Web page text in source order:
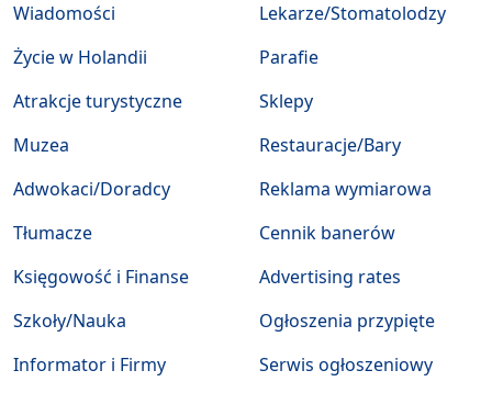
Wiadomości
Życie w Holandii
Atrakcje turystyczne
Muzea
Lekarze/Stomatolodzy
Parafie
Sklepy
Restauracje/Bary
Adwokaci/Doradcy
Tłumacze
Księgowość i Finanse
Szkoły/Nauka
Informator i Firmy
Reklama wymiarowa
Cennik banerów
Advertising rates
Ogłoszenia przypięte
Serwis ogłoszeniowy